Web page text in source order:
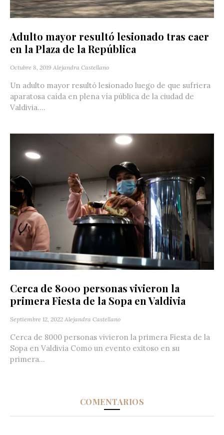
Adulto mayor resultó lesionado tras caer
en la Plaza de la República
Octubre 8, 2019 Alejandra Castellano
Un adulto mayor resultó lesionado luego de que sufriera
aparatosa caída en plena vía pública de la ciudad de
Valdivia....
Cerca de 8000 personas vivieron la
primera Fiesta de la Sopa en Valdivia
Septiembre 12, 2022 Alejandra Castellano
Cerca de 8000 personas vivieron la primera Fiesta de la
Sopa en Valdivia Como un evento exitoso en su
primera...
COMENTARIOS